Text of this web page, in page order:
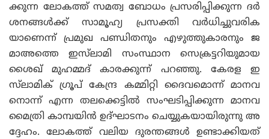
ക്കുന്ന ലോകത്ത് സമത്വ ബോധം പ്രസരിപ്പിക്കുന്ന ദർ
ശനങ്ങൾക്ക് സാമൂഹ്യ പ്രസക്തി വർധിച്ചുവരിക
യാണെന്ന് പ്രമുഖ പണ്ഡിതനും എഴുത്തുകാരനും ജ
മാഅത്തെ ഇസ്‌ലാമി സംസ്ഥാന സെക്രട്ടറിയുമായ
ശൈഖ് മുഹമ്മദ് കാരക്കുന്ന് പറഞ്ഞു. കേരള ഇ
സ്‌ലാമിക് ഗ്രൂപ് കേന്ദ്ര കമ്മിറ്റി ദൈവമൊന്ന് മാനവ
നൊന്ന് എന്ന തലക്കെട്ടിൽ സംഘടിപ്പിക്കുന്ന മാനവ
മൈത്രി കാമ്പയിൻ ഉദ്ഘാടനം ചെയ്യുകയായിരുന്നു അ
ദ്ദേഹം. ലോകത്ത് വലിയ ദുരന്തങ്ങൾ ഉണ്ടാക്കിയത്